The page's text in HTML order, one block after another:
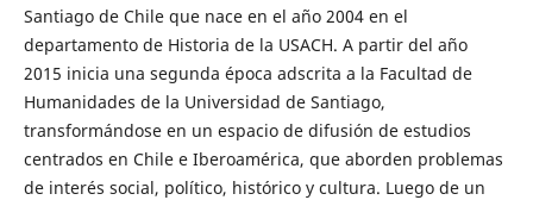
Santiago de Chile que nace en el año 2004 en el
departamento de Historia de la USACH. A partir del año
2015 inicia una segunda época adscrita a la Facultad de
Humanidades de la Universidad de Santiago,
transformándose en un espacio de difusión de estudios
centrados en Chile e Iberoamérica, que aborden problemas
de interés social, político, histórico y cultura. Luego de un